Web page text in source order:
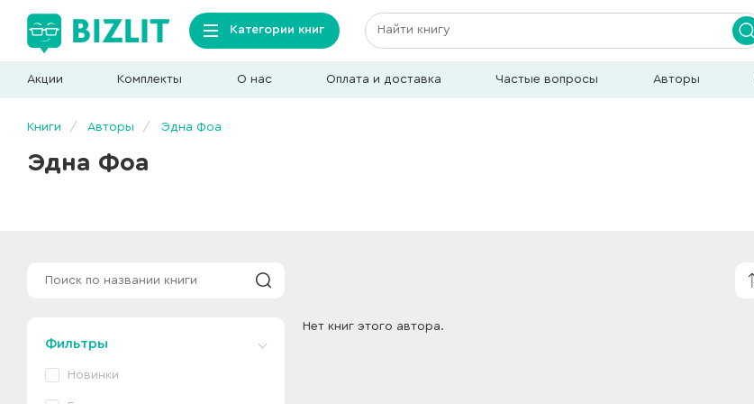
Категории книг
Акции Комплекты О нас Оплата и доставка Частые вопросы Авторы
Книги Авторы Эдна Фоа
Эдна Фоа
Фильтры
Новинки
Нет книг этого автора.